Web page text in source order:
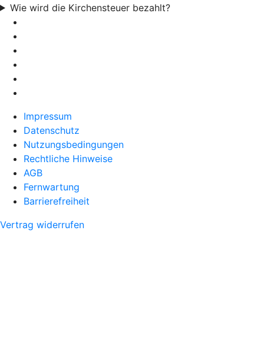
Wie wird die Kirchensteuer bezahlt?
Impressum
Datenschutz
Nutzungsbedingungen
Rechtliche Hinweise
AGB
Fernwartung
Barrierefreiheit
Vertrag widerrufen